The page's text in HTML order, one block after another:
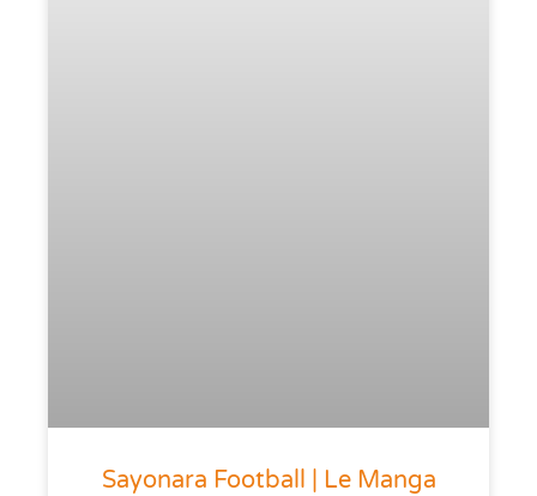
Sayonara Football | Le Manga